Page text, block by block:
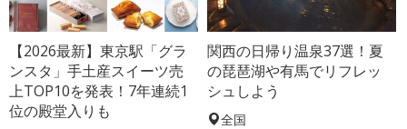
【2026最新】東京駅「グラ
ンスタ」手土産スイーツ売
上TOP10を発表！7年連続1
位の殿堂入りも
関西の日帰り温泉37選！夏
の琵琶湖や有馬でリフレッ
シュしよう
全国